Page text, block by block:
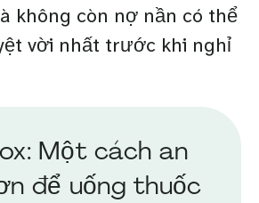
không còn nợ nần có thể
vời nhất trước khi nghỉ
Một cách an
để uống thuốc